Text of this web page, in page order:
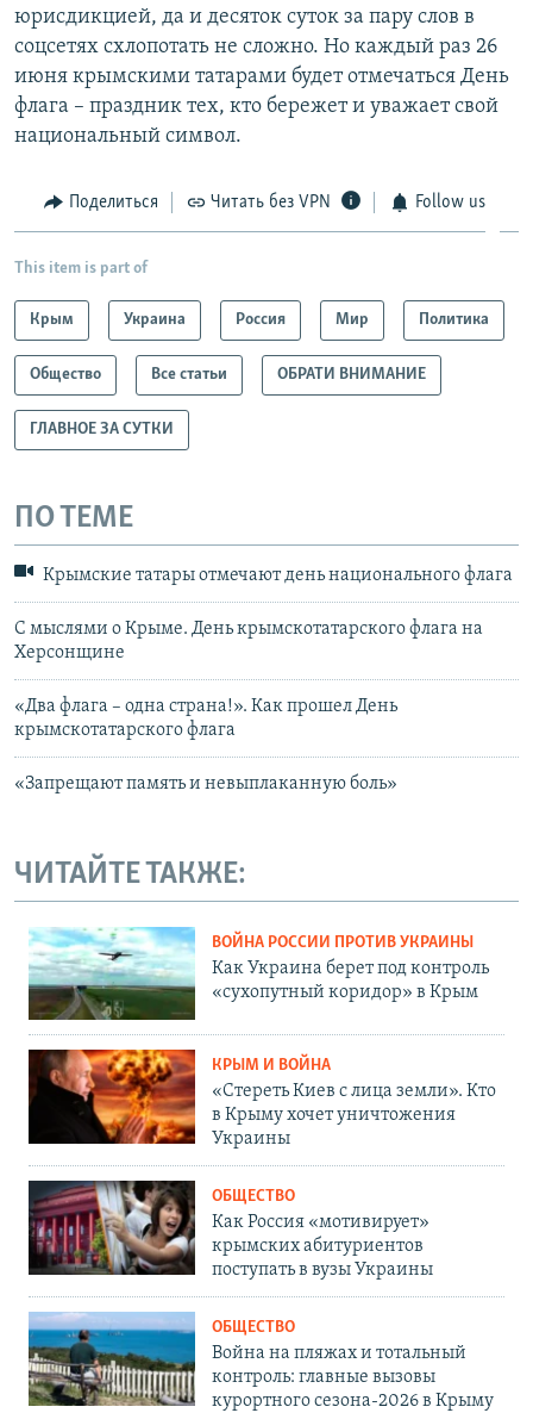
юрисдикцией, да и десяток суток за пару слов в
соцсетях схлопотать не сложно. Но каждый раз 26
июня крымскими татарами будет отмечаться День
флага – праздник тех, кто бережет и уважает свой
национальный символ.
Поделиться Читать без VPN Follow us
This item is part of
Крым Украина Россия Мир Политика
Общество Все статьи ОБРАТИ ВНИМАНИЕ
ГЛАВНОЕ ЗА СУТКИ
ПО ТЕМЕ
Крымские татары отмечают день национального флага
С мыслями о Крыме. День крымскотатарского флага на
Херсонщине
«Два флага – одна страна!». Как прошел День
крымскотатарского флага
«Запрещают память и невыплаканную боль»
ЧИТАЙТЕ ТАКЖЕ:
ВОЙНА РОССИИ ПРОТИВ УКРАИНЫ
Как Украина берет под контроль
«сухопутный коридор» в Крым
КРЫМ И ВОЙНА
«Стереть Киев с лица земли». Кто
в Крыму хочет уничтожения
Украины
ОБЩЕСТВО
Как Россия «мотивирует»
крымских абитуриентов
поступать в вузы Украины
ОБЩЕСТВО
Война на пляжах и тотальный
контроль: главные вызовы
курортного сезона-2026 в Крыму